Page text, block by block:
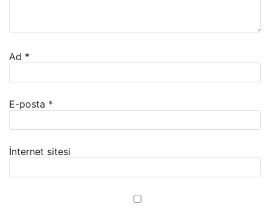
Ad *
E-posta *
İnternet sitesi